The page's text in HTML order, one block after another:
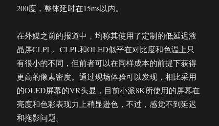
200度，整体延时在15ms以内。
在外媒之前的报道中，均称其使用了定制的低延迟液
晶屏CLPL。CLPL和OLED似乎在对比度和色温上只
有很小的不同，但前者可以在同样成本的前提下获得
更高的像素密度。通过现场体验可以发现，相比采用
的OLED屏幕的VR头显，目前小派8K所使用的屏幕在
亮度和色彩表现力上稍显逊色，不过，感觉不到延迟
和拖影问题。